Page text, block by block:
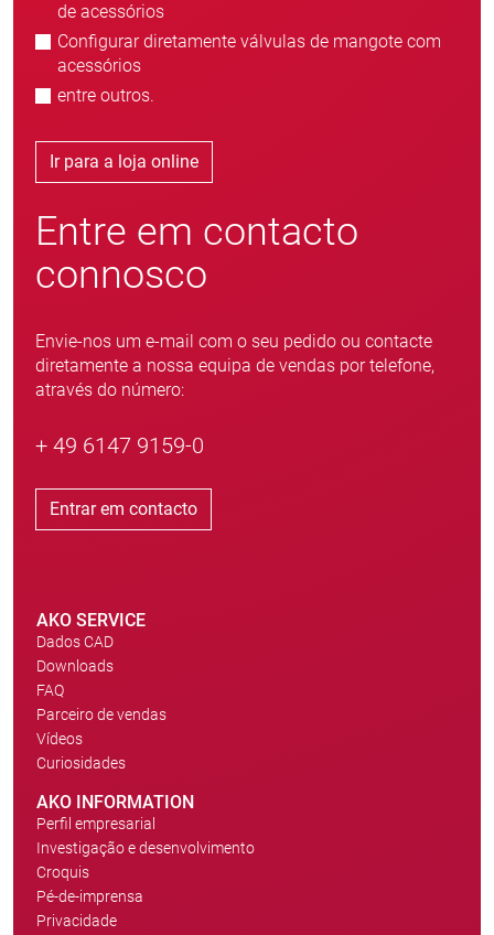
de acessórios
Configurar diretamente válvulas de mangote com
acessórios
entre outros.
Ir para a loja online
Entre em contacto
connosco
Envie-nos um e-mail com o seu pedido ou contacte
diretamente a nossa equipa de vendas por telefone,
através do número:
+ 49 6147 9159-0
Entrar em contacto
AKO SERVICE
Dados CAD
Downloads
FAQ
Parceiro de vendas
Vídeos
Curiosidades
AKO INFORMATION
Perfil empresarial
Investigação e desenvolvimento
Croquis
Pé-de-imprensa
Privacidade